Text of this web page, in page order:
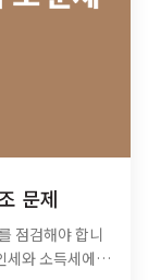
문제
점검해야 합니
와 소득세에 미